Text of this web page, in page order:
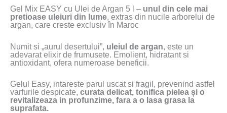
Gel Mix EASY cu Ulei de Argan 5 l – unul din cele mai
pretioase uleiuri din lume, extras din nucile arborelui de
argan, care creste exclusiv în Maroc
Numit si „aurul desertului”, uleiul de argan, este un
adevarat elixir de frumusete. Emolient, hidratant si
antioxidant, ofera numeroase beneficii.
Gelul Easy, intareste parul uscat si fragil, prevenind astfel
varfurile despicate, curata delicat, tonifica pielea și o
revitalizeaza in profunzime, fara a o lasa grasa la
suprafata.